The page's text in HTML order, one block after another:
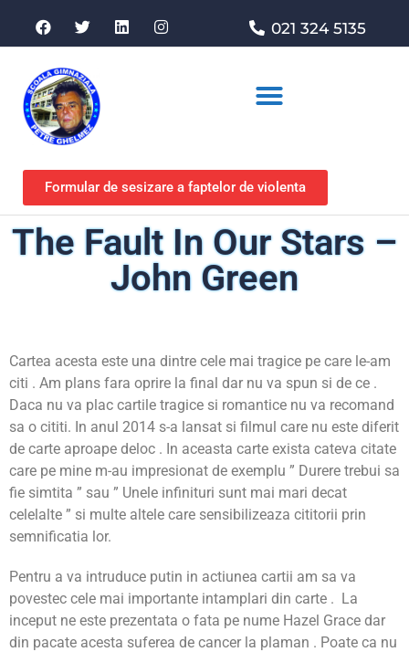
021 324 5135
Formular de sesizare a faptelor de violenta
The Fault In Our Stars –
John Green
Cartea acesta este una dintre cele mai tragice pe care le-am
citi . Am plans fara oprire la final dar nu va spun si de ce .
Daca nu va plac cartile tragice si romantice nu va recomand
sa o cititi. In anul 2014 s-a lansat si filmul care nu este diferit
de carte aproape deloc . In aceasta carte exista cateva citate
care pe mine m-au impresionat de exemplu ” Durere trebui sa
fie simtita ” sau ” Unele infinituri sunt mai mari decat
celelalte ” si multe altele care sensibilizeaza cititorii prin
semnificatia lor.
Pentru a va intruduce putin in actiunea cartii am sa va
povestec cele mai importante intamplari din carte . La
inceput ne este prezentata o fata pe nume Hazel Grace dar
din pacate acesta suferea de cancer la plaman . Poate ca nu